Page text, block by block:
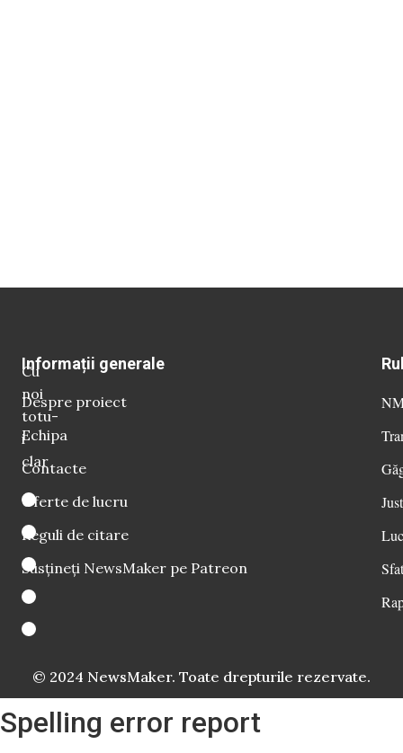
Cu
noi
totu-
i
clar
Informații generale
Despre proiect
Echipa
Contacte
Oferte de lucru
Reguli de citare
Susțineți NewsMaker pe Patreon
© 2024 NewsMaker. Toate drepturile rezervate.
Spelling error report